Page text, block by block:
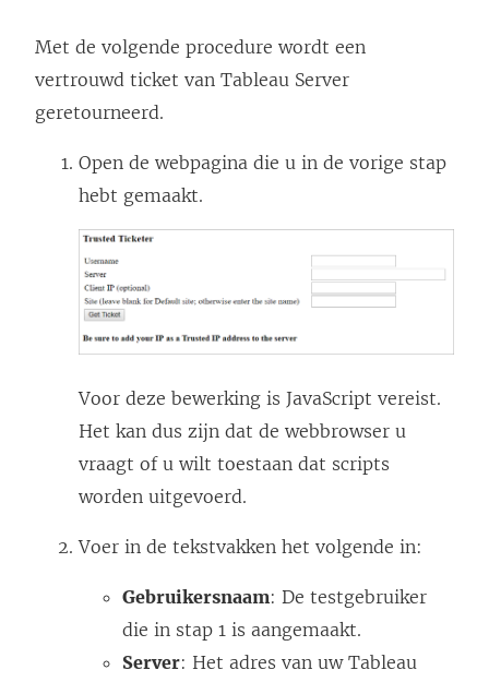
Met de volgende procedure wordt een
vertrouwd ticket van Tableau Server
geretourneerd.
Open de webpagina die u in de vorige stap
hebt gemaakt.
Voor deze bewerking is JavaScript vereist.
Het kan dus zijn dat de webbrowser u
vraagt of u wilt toestaan dat scripts
worden uitgevoerd.
Voer in de tekstvakken het volgende in:
Gebruikersnaam: De testgebruiker
die in stap 1 is aangemaakt.
Server: Het adres van uw Tableau